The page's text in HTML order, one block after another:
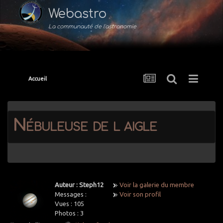
Webastro
La communauté de l'astronomie
Accueil
Nébuleuse de l aigle
Auteur : Steph12
Messages :
Vues : 105
Photos : 3
Voir la galerie du membre
Voir son profil